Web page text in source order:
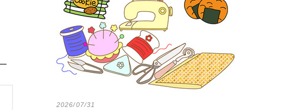
2026/07/31